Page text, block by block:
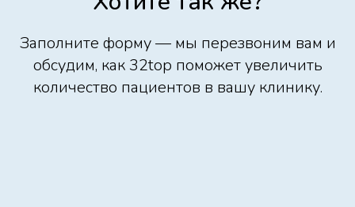
Заполните форму — мы перезвоним вам и
обсудим, как 32top поможет увеличить
количество пациентов в вашу клинику.